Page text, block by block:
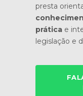
presta
prática e
legislação e